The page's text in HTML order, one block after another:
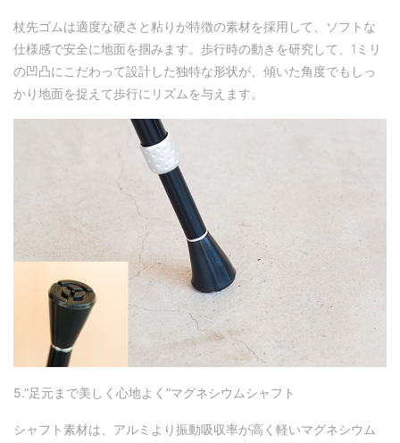
杖先ゴムは適度な硬さと粘りが特徴の素材を採用して、ソフトな
仕様感で安全に地面を掴みます。歩行時の動きを研究して、1ミリ
の凹凸にこだわって設計した独特な形状が、傾いた角度でもしっ
かり地面を捉えて歩行にリズムを与えます。
5.”足元まで美しく心地よく”マグネシウムシャフト
シャフト素材は、アルミより振動吸収率が高く軽いマグネシウム